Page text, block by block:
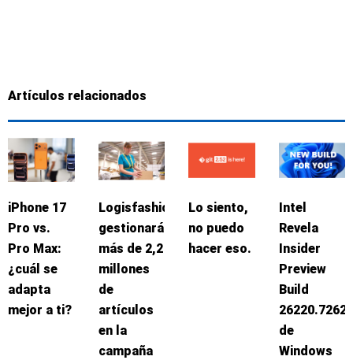
Artículos relacionados
iPhone 17
Pro vs.
Pro Max:
¿cuál se
adapta
mejor a ti?
Logisfashion
gestionará
más de 2,2
millones
de
artículos
en la
campaña
Lo siento,
no puedo
hacer eso.
Intel
Revela
Insider
Preview
Build
26220.7262
de
Windows